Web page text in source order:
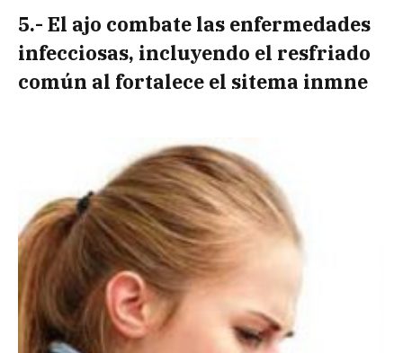
5.- El ajo combate las enfermedades
infecciosas, incluyendo el resfriado
común al fortalece el sitema inmne